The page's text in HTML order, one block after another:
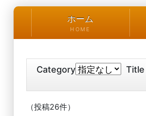
ホーム
HOME
Category Title
（投稿26件）